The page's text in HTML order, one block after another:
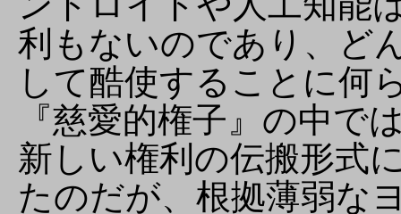
利もないのであり、ど
して酷使することに何
『慈愛的権子』の中で
新しい権利の伝搬形式
たのだが、根拠薄弱な